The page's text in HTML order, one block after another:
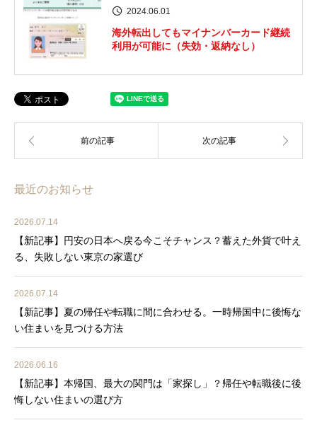
2024.06.01
海外転出してもマイナンバーカード継続
利用が可能に（失効・返納なし）
最近のお知らせ
2026.07.14
【新記事】円安の日本へ戻る今こそチャンス？蓄えた外貨で叶え
る、失敗しない東京の家選び
2026.07.14
【新記事】夏の帰任や転職に間に合わせる。一時帰国中に後悔な
い住まいを見つける方法
2026.06.16
【新記事】本帰国、最大の関門は「家探し」？帰任や転職後に後
悔しない住まいの選び方